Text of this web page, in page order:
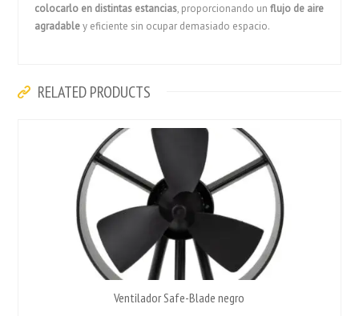
colocarlo en distintas estancias, proporcionando unflujo de aire
agradabley eficiente sin ocupar demasiado espacio.
RELATED PRODUCTS
Ventilador Safe-Blade negro